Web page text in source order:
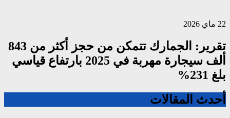
22 ماي 2026
تقرير: الجمارك تتمكن من حجز أكثر من 843
ألف سيجارة مهربة في 2025 بارتفاع قياسي
بلغ 231%
أحدث المقالات